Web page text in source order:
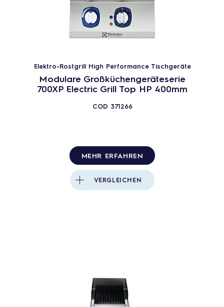
Elektro-Rostgrill High Performance Tischgeräte
Modulare Großküchengeräteserie
700XP Electric Grill Top HP 400mm
COD 371266
MEHR ERFAHREN
VERGLEICHEN